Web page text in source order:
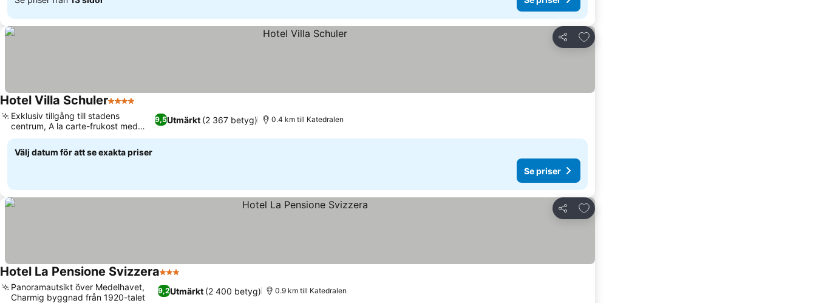
Dela
Lägg till i Mina Favoriter
Hotel Villa Schuler4 Stjärnor
9,5Utmärkt (2 367 betyg)
Exklusiv tillgång till stadens
centrum, A la carte-frukost med
utsikt
0.4 km till Katedralen
Välj datum för att se exakta priser
Se priser
Dela
Lägg till i Mina Favoriter
Hotel La Pensione Svizzera3 Stjärnor
9,2Utmärkt (2 400 betyg)
Panoramautsikt över Medelhavet,
Charmig byggnad från 1920-talet
0.9 km till Katedralen